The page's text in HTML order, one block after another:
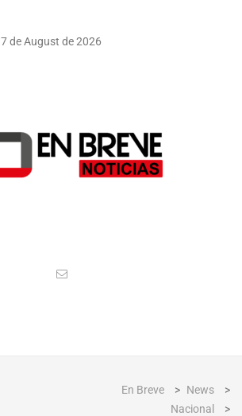
7 de August de 2026
En Breve > News
>
Nacional
>